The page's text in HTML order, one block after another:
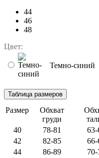
44
46
48
Цвет:
Темно-синий
Размер
Обхват
груди
40 78-81 63-
42
82-85 66-
44
86-89